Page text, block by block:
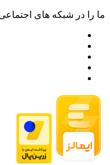
ما را در شبکه های اجتماعی